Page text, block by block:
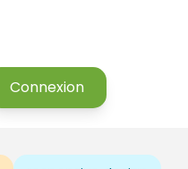
Connexion